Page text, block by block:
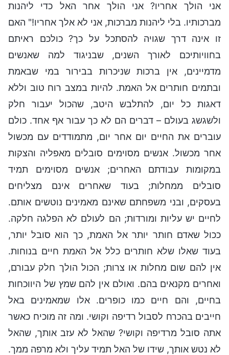
אני הולך אחריו? אני הולך אחר האל כדי ליהנות
מברכותיו. בלי ליהנות מברכות, אני לא אלך אחריו!" האם
זו אינה דרך שגויה להסתכל על כך? כולכם ראיתם
בחוויותיכם לאורך השנים, שבניגוד למה שאנשים
מדמיינים, אין ברכות שניכרות בבירור במי שבאמת
ובתמים חותרים אל האמת. להיות במצב רוח טוב וללא
דאגות כל יום, להתלבש היטב, שהכול יעבור חלק
ולשגשג בעולם – דברים הם לא כך עבור אף אחד. כולם
עוברים את החיים יום אחר יום, מתמודדים עם מכשול
אחר מכשול. אנשים מסוימים סובלים מאפליה והצקות
במקומות עבודתם האחרים; אנשים מסוימים תמיד
סובלים ממחלות; בעוד שאחרים אינם מצליחים
בעסקים, ובני משפחתם שאינם מאמינים נוטשים אותם.
לחיים יש עליות ומורדות; הם לעולם לא הפלגה חלקה.
ככול שאדם חותר יותר אל האמת, כך הוא סובל יותר,
בעוד שאלו שלא חותרים כלל אל האמת חיים בנוחות.
אין להם שום מחלות או צרות; הכול הולך חלק עבורם,
ואחרים מקנאים בהם. ואולם אין להם שמץ של היווכחות
בחיים, והם חיים כמו כופרים. אלו שמאמינים באל
חייבים בהכרח לסבול רדיפה וקושי. ומה זה מוכיח כאשר
אתה סובל מרדיפה וקושי? שהאל לא עזב אותך, שהאל
לא נטש אותך, שידו של האל תמיד עליך ולא מרפה ממך.